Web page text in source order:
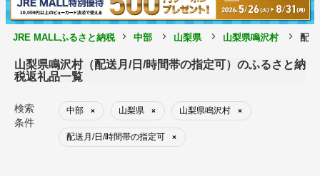
JRE MALLふるさと納税 中部 山梨県 山梨県鳴沢村 配
山梨県鳴沢村（配送月/日/時間帯の指定可）のふるさと納
税返礼品一覧
検索
条件
中部 × 山梨県 × 山梨県鳴沢村 ×
配送月/日/時間帯の指定可 ×